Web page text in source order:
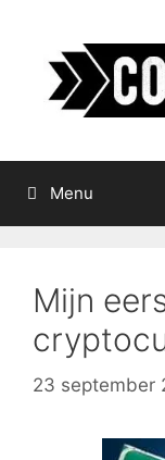
inhoud
Menu
Mijn
23 september